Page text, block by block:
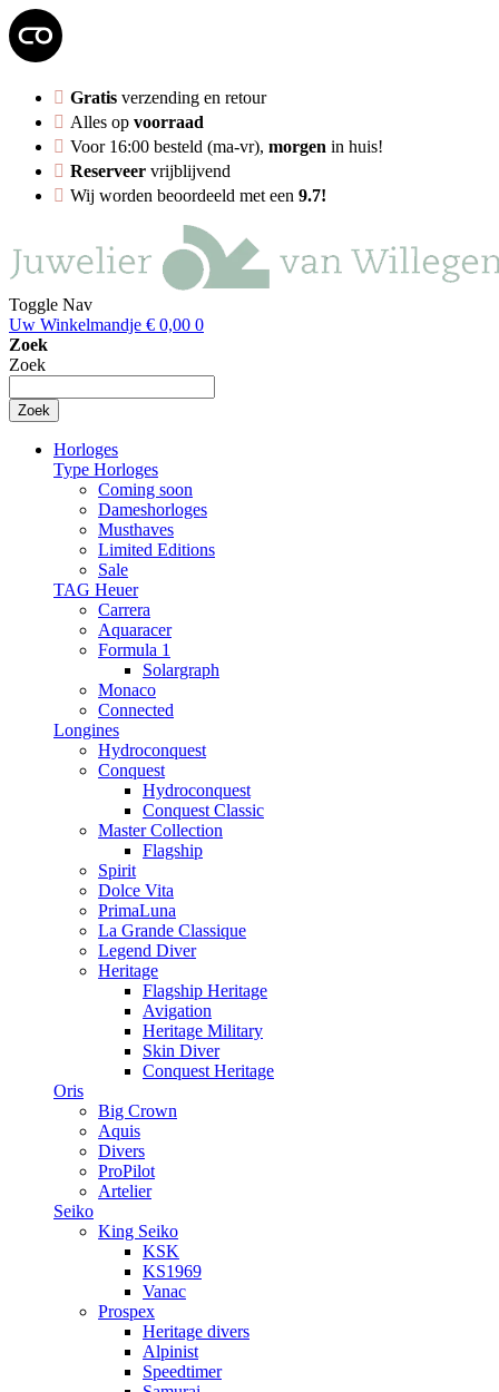
Gratis verzending en retour
Alles op voorraad
Voor 16:00 besteld (ma-vr), morgen in huis!
Reserveer vrijblijvend
Wij worden beoordeeld met een 9.7!
Toggle Nav
Uw Winkelmandje € 0,00 0
Zoek
Zoek
Zoek
Horloges
Type Horloges
Coming soon
Dameshorloges
Musthaves
Limited Editions
Sale
TAG Heuer
Carrera
Aquaracer
Formula 1
Solargraph
Monaco
Connected
Longines
Hydroconquest
Conquest
Hydroconquest
Conquest Classic
Master Collection
Flagship
Spirit
Dolce Vita
PrimaLuna
La Grande Classique
Legend Diver
Heritage
Flagship Heritage
Avigation
Heritage Military
Skin Diver
Conquest Heritage
Oris
Big Crown
Aquis
Divers
ProPilot
Artelier
Seiko
King Seiko
KSK
KS1969
Vanac
Prospex
Heritage divers
Alpinist
Speedtimer